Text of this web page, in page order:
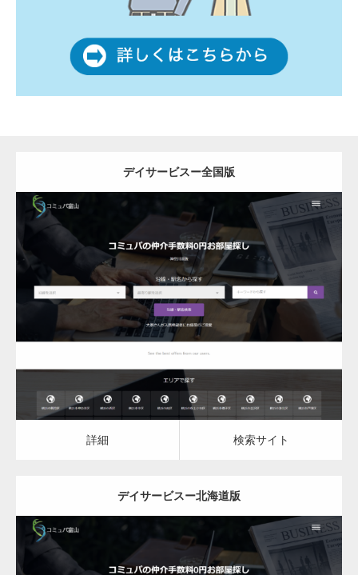
デイサービスー全国版
更新日： 2023.03.08
デイサービス
詳細 検索サイト
詳細 検索サイト
デイサービスー北海道版